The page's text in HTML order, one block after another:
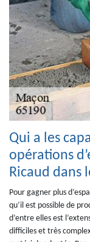
Qui a les
opérations
Ricaud dans
Pour gagner plus
qu’il est possible de
d’entre elles est
difficiles et très